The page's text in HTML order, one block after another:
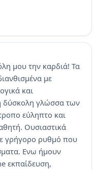
μου την καρδιά! Τα
με
και
δύσκολη γλώσσα των
εύληπτο και
Ουσιαστικά
γρήγορο ρυθμό που
Ενω ήμουν
εκπαίδευση,